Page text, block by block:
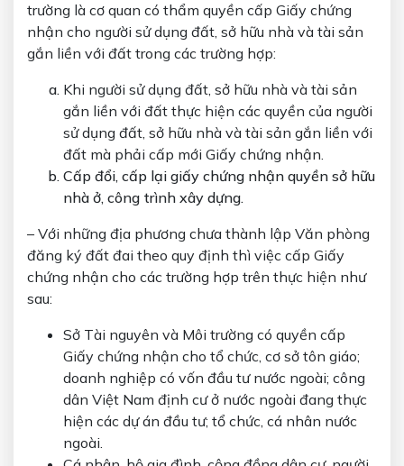
trường là cơ quan có thẩm quyền cấp Giấy chứng
nhận cho người sử dụng đất, sở hữu nhà và tài sản
gắn liền với đất trong các trường hợp:
Khi người sử dụng đất, sở hữu nhà và tài sản
gắn liền với đất thực hiện các quyền của người
sử dụng đất, sở hữu nhà và tài sản gắn liền với
đất mà phải cấp mới Giấy chứng nhận.
Cấp đổi, cấp lại giấy chứng nhận quyền sở hữu
nhà ở, công trình xây dựng.
– Với những địa phương chưa thành lập Văn phòng
đăng ký đất đai theo quy định thì việc cấp Giấy
chứng nhận cho các trường hợp trên thực hiện như
sau:
Sở Tài nguyên và Môi trường có quyền cấp
Giấy chứng nhận cho tổ chức, cơ sở tôn giáo;
doanh nghiệp có vốn đầu tư nước ngoài; công
dân Việt Nam định cư ở nước ngoài đang thực
hiện các dự án đầu tư; tổ chức, cá nhân nước
ngoài.